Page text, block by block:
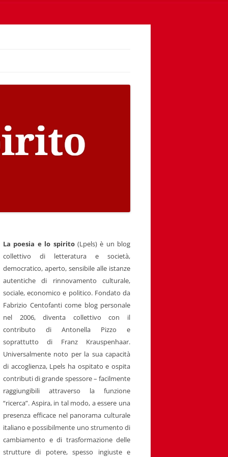
La poesia e lo spirito(Lpels) è un blog
collettivo di letteratura e società,
democratico, aperto, sensibile alle istanze
autentiche di rinnovamento culturale,
sociale, economico e politico. Fondato da
Fabrizio Centofanti come blog personale
nel 2006, diventa collettivo con il
contributo di Antonella Pizzo e
soprattutto di Franz Krauspenhaar.
Universalmente noto per la sua capacità
di accoglienza, Lpels ha ospitato e ospita
contributi di grande spessore – facilmente
raggiungibili attraverso la funzione
“ricerca”. Aspira, in tal modo, a essere una
presenza efficace nel panorama culturale
italiano e possibilmente uno strumento di
cambiamento e di trasformazione delle
strutture di potere, spesso ingiuste e